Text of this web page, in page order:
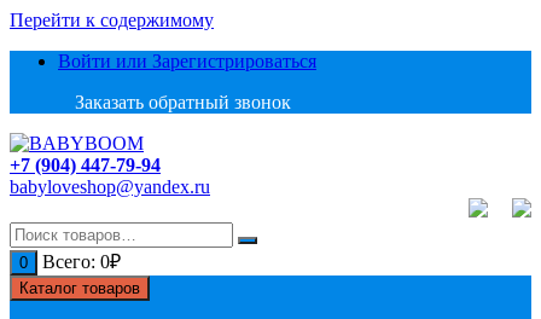
Перейти к содержимому
Войти или Зарегистрироваться
Заказать обратный звонок
+7 (904) 447-79-94
babyloveshop@yandex.ru
0 Всего: 0₽
Каталог товаров